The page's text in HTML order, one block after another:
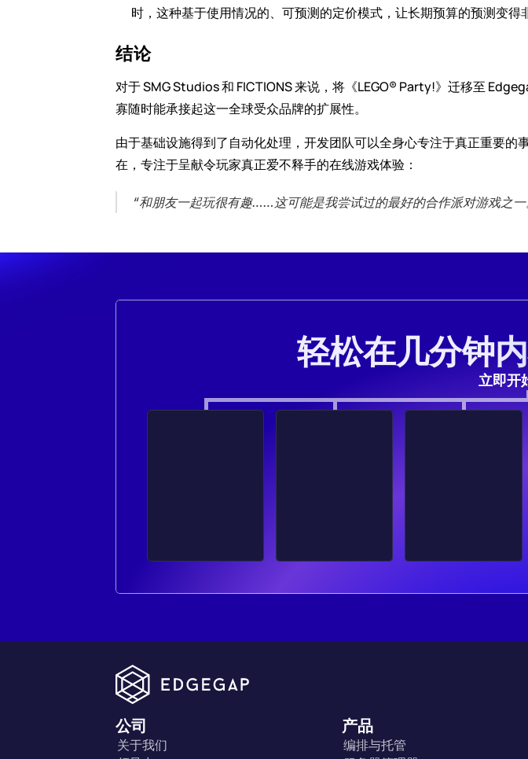
时，这种基于使用情况的、可预测的定价模式，让长期预算的预测变得
结论
对于 SMG Studios 和 FICTIONS 来说，将《LEGO® Party!》迁移至
寡随时能承接起这一全球受众品牌的扩展性。
由于基础设施得到了自动化处理，开发团队可以全身心专注于真正重要
在，专注于呈献令玩家真正爱不释手的在线游戏体验：
﻿“和朋友一起玩很有趣……这可能是我尝试过的最好的合作派对游戏之一
轻松在几分钟
立即开
公司
关于我们
产品
编排与托管